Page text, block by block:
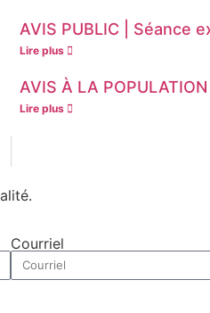
AVIS PUBLIC | Séance
Lire plus
AVIS À LA
Lire plus
Courriel